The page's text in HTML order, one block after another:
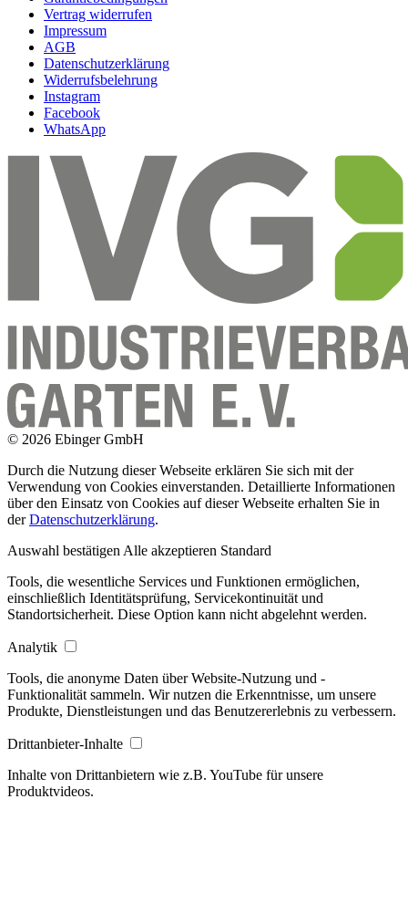
Vertrag widerrufen
Impressum
AGB
Datenschutzerklärung
Widerrufsbelehrung
Instagram
Facebook
WhatsApp
© 2026 Ebinger GmbH
Durch die Nutzung dieser Webseite erklären Sie sich mit der
Verwendung von Cookies einverstanden. Detaillierte Informationen
über den Einsatz von Cookies auf dieser Webseite erhalten Sie in
derDatenschutzerklärung.
Auswahl bestätigen Alle akzeptieren Standard
Tools, die wesentliche Services und Funktionen ermöglichen,
einschließlich Identitätsprüfung, Servicekontinuität und
Standortsicherheit. Diese Option kann nicht abgelehnt werden.
Analytik
Tools, die anonyme Daten über Website-Nutzung und -
Funktionalität sammeln. Wir nutzen die Erkenntnisse, um unsere
Produkte, Dienstleistungen und das Benutzererlebnis zu verbessern.
Drittanbieter-Inhalte
Inhalte von Drittanbietern wie z.B. YouTube für unsere
Produktvideos.